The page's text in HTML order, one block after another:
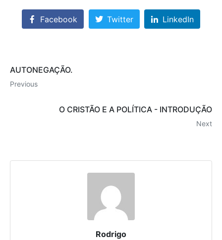
Facebook Twitter LinkedIn
AUTONEGAÇÃO.
Previous
O CRISTÃO E A POLÍTICA - INTRODUÇÃO
Next
Rodrigo